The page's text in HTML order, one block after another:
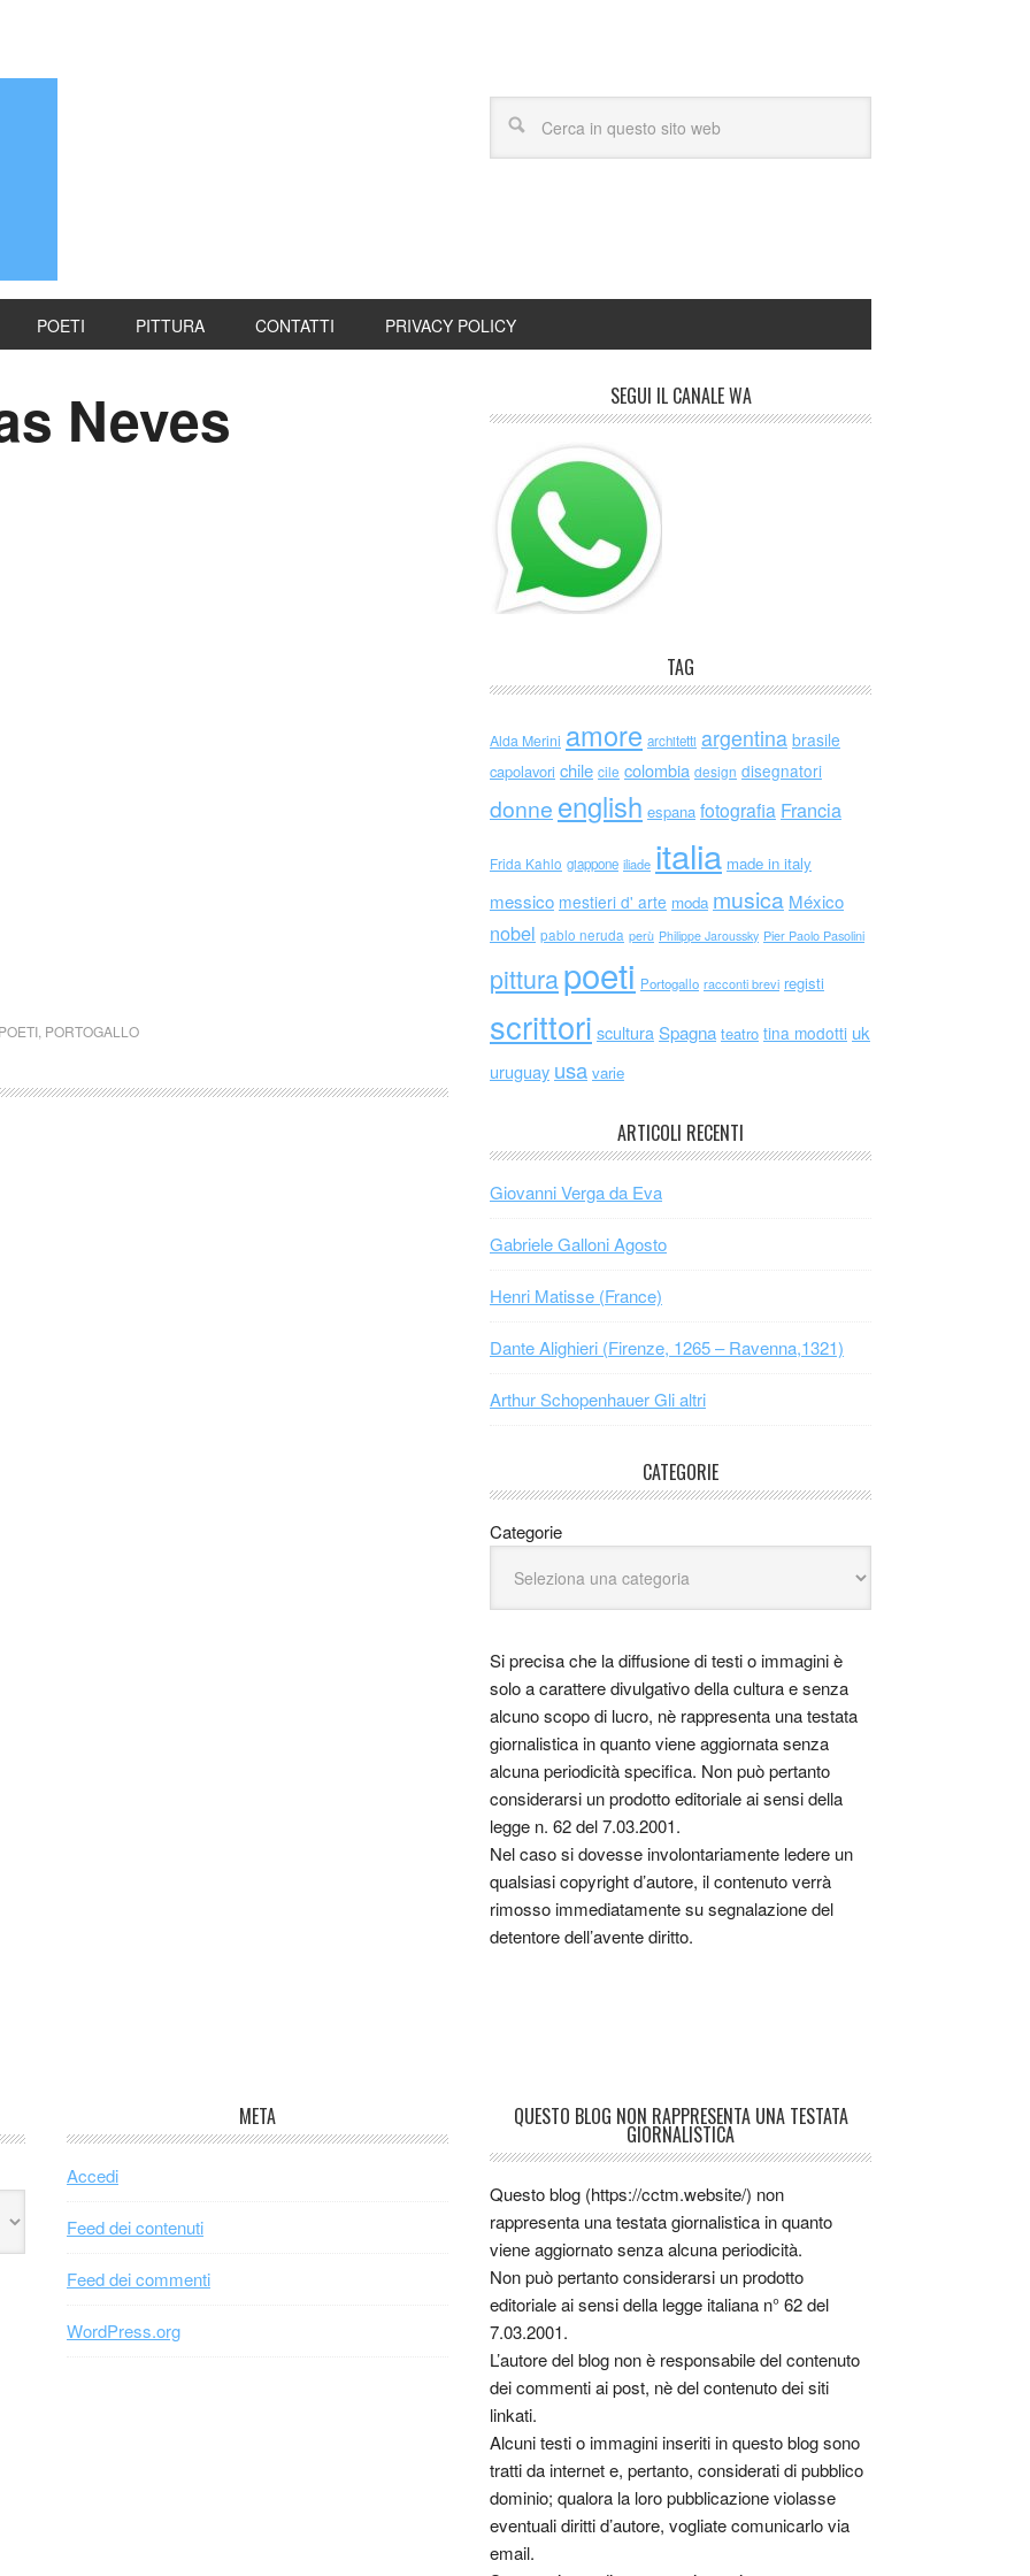
POETI PITTURA CONTATTI PRIVACY POLICY
Neves
POETI PORTOGALLO
SEGUI IL CANALE WA
TAG
Alda Merini amore architetti argentina brasile
capolavori chile cile colombia design disegnatori
donne english espana fotografia Francia
Frida Kahlo giappone iliade italia made in italy
messico mestieri d' arte moda musica México
nobel pablo neruda perù Philippe Jaroussky Pier Paolo Pasolini
pitturapoeti Portogallo racconti brevi registi
scrittori scultura Spagna teatro tina modotti uk
uruguay usa varie
ARTICOLI RECENTI
Giovanni Verga da Eva
Gabriele Galloni Agosto
Henri Matisse (France)
Dante Alighieri (Firenze, 1265 – Ravenna,1321)
Arthur Schopenhauer Gli altri
CATEGORIE
Categorie
Si precisa che la diffusione di testi o immagini è
solo a carattere divulgativo della cultura e senza
alcuno scopo di lucro, nè rappresenta una testata
giornalistica in quanto viene aggiornata senza
alcuna periodicità specifica. Non può pertanto
considerarsi un prodotto editoriale ai sensi della
legge n. 62 del 7.03.2001.
Nel caso si dovesse involontariamente ledere un
qualsiasi copyright d’autore, il contenuto verrà
rimosso immediatamente su segnalazione del
detentore dell’avente diritto.
META
Accedi
Feed dei contenuti
Feed dei commenti
WordPress.org
QUESTO BLOG NON RAPPRESENTA UNA TESTATA
GIORNALISTICA
Questo blog (https://cctm.website/) non
rappresenta una testata giornalistica in quanto
viene aggiornato senza alcuna periodicità.
Non può pertanto considerarsi un prodotto
editoriale ai sensi della legge italiana n° 62 del
7.03.2001.
L’autore del blog non è responsabile del contenuto
dei commenti ai post, nè del contenuto dei siti
linkati.
Alcuni testi o immagini inseriti in questo blog sono
tratti da internet e, pertanto, considerati di pubblico
dominio; qualora la loro pubblicazione violasse
eventuali diritti d’autore, vogliate comunicarlo via
email.